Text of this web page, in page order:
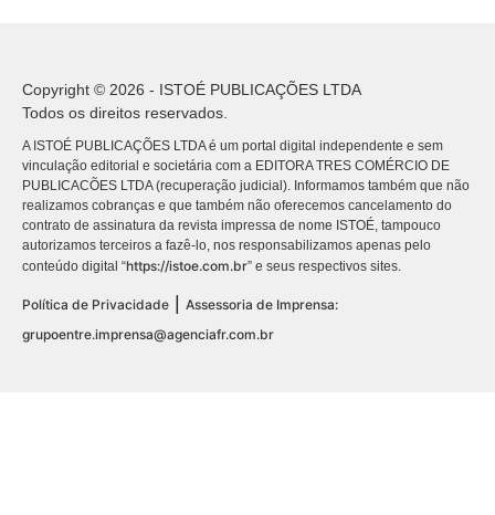
Copyright © 2026 - ISTOÉ PUBLICAÇÕES LTDA
Todos os direitos reservados.
A ISTOÉ PUBLICAÇÕES LTDA é um portal digital independente e sem
vinculação editorial e societária com a EDITORA TRES COMÉRCIO DE
PUBLICACÕES LTDA (recuperação judicial). Informamos também que não
realizamos cobranças e que também não oferecemos cancelamento do
contrato de assinatura da revista impressa de nome ISTOÉ, tampouco
autorizamos terceiros a fazê-lo, nos responsabilizamos apenas pelo
conteúdo digital “https://istoe.com.br” e seus respectivos sites.
Política de Privacidade | Assessoria de Imprensa:
grupoentre.imprensa@agenciafr.com.br